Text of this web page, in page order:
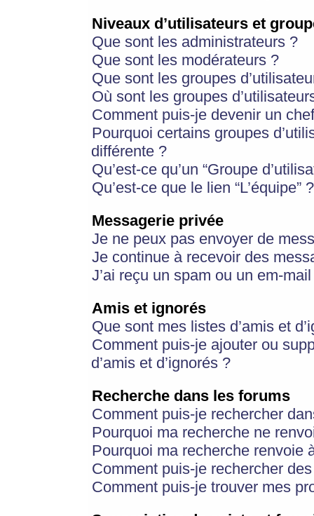
Niveaux d’utilisateurs et
Que sont les administrateurs ?
Que sont les modérateurs ?
Que sont les groupes
Où sont les groupes
Comment puis-je devenir un
Pourquoi certains groupes
différente ?
Qu’est-ce qu’un “Groupe
Qu’est-ce que le lien “L’équipe” ?
Messagerie privée
Je ne peux pas envoyer de
Je continue à recevoir des
J’ai reçu un spam ou un em-
Amis et ignorés
Que sont mes listes d’amis et
Comment puis-je ajouter ou
d’amis et d’ignorés ?
Recherche dans les forums
Comment puis-je rechercher
Pourquoi ma recherche ne
Pourquoi ma recherche renvoie
Comment puis-je rechercher
Comment puis-je trouver mes